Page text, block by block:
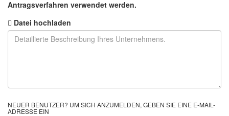
Antragsverfahren verwendet werden.
Datei hochladen
NEUER BENUTZER? UM SICH ANZUMELDEN, GEBEN SIE EINE E-MAIL-
ADRESSE EIN